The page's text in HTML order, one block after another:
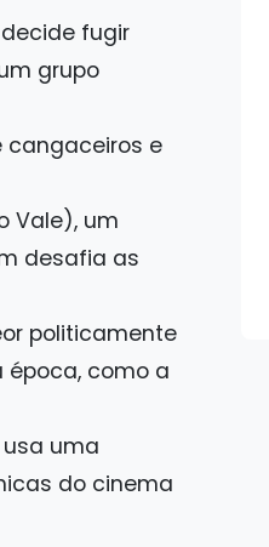
fugir
grupo
cangaceiros e
Vale), um
desafia as
politicamente
como a
uma
do cinema